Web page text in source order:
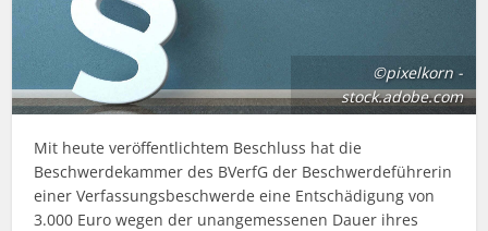
©pixelkorn -
stock.adobe.com
Mit heute veröffentlichtem Beschluss hat die
Beschwerdekammer des BVerfG der Beschwerdeführerin
einer Verfassungsbeschwerde eine Entschädigung von
3.000 Euro wegen der unangemessenen Dauer ihres